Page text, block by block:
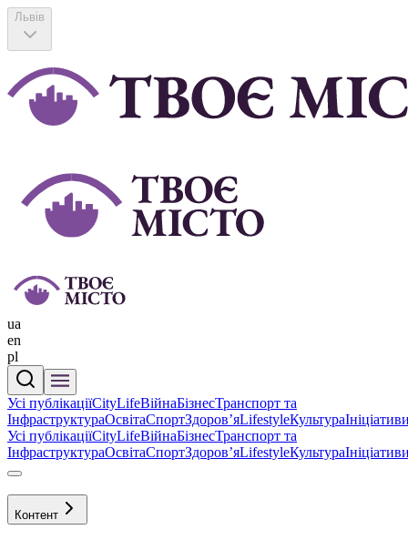
Львів
ua
en
pl
Усі публікаціїCityLifeВійнаБізнесТранспорт та
ІнфраструктураОсвітаСпортЗдоровʼяLifestyleКультура
Усі публікаціїCityLifeВійнаБізнесТранспорт та
ІнфраструктураОсвітаСпортЗдоровʼяLifestyleКультура
Контент